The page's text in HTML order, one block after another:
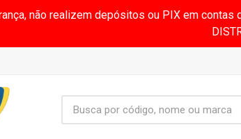
não realizem depósitos ou PIX em